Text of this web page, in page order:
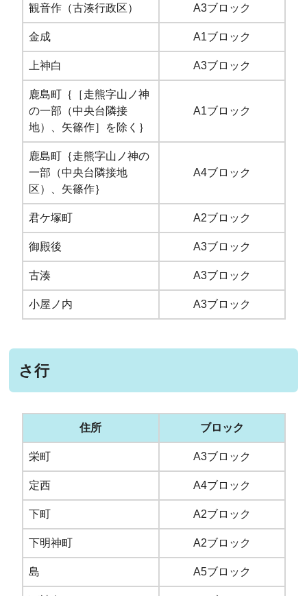
観音作（古湊行政区） A3ブロック
金成 A1ブロック
上神白 A3ブロック
鹿島町｛［走熊字山ノ神
の一部（中央台隣接
地）、矢篠作］を除く｝
A1ブロック
鹿島町｛走熊字山ノ神の
一部（中央台隣接地
区）、矢篠作｝
A4ブロック
君ケ塚町 A2ブロック
御殿後 A3ブロック
古湊 A3ブロック
小屋ノ内 A3ブロック
さ行
住所 ブロック
栄町 A3ブロック
定西 A4ブロック
下町 A2ブロック
下明神町 A2ブロック
島 A5ブロック